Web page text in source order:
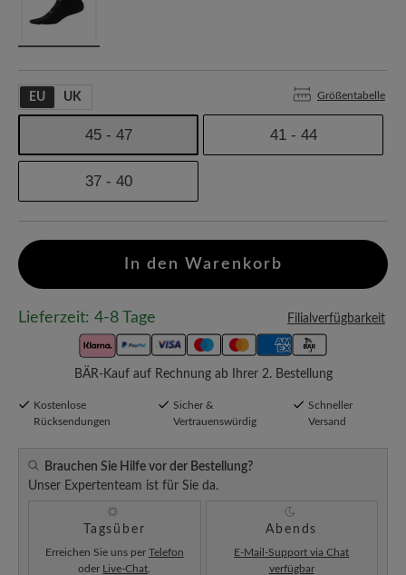
EU UK Größentabelle
45 - 47 41 - 44
37 - 40
In den Warenkorb
Lieferzeit: 4-8 Tage Filialverfügbarkeit
BÄR-Kauf auf Rechnung ab Ihrer 2. Bestellung
Kostenlose
Rücksendungen
Sicher &
Vertrauenswürdig
Schneller
Versand
Brauchen Sie Hilfe vor der Bestellung?
Unser Expertenteam ist für Sie da.
Tagsüber
Erreichen Sie uns per Telefon
oder Live-Chat
Abends
E-Mail-Support via Chat
verfügbar